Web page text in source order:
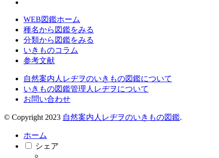
WEB図鑑ホーム
種名から図鑑をみる
分類から図鑑をみる
いきものコラム
参考文献
自然案内人レヂヲのいきもの図鑑について
いきもの図鑑管理人レヂヲについて
お問い合わせ
© Copyright 2023 自然案内人レヂヲのいきもの図鑑.
ホーム
シェア